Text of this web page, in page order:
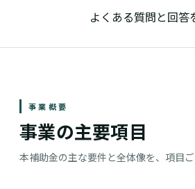
よくある質問と回答
事業概要
事業の主要項目
本補助金の主な要件と全体像を、項目ご